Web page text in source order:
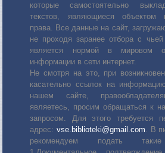
которые самостоятельно
текстов, являющиеся объектом
права. Все данные на сайт,
не проходя заранее отбора с
является нормой в мировом
информации в сети интернет.
Не смотря на это, при
касательно ссылок на
нашем сайте,
являетесь, просим обращаться к
запросом. Для этого требуется
адрес: vse.biblioteki@gmail.com. В
рекомендуем подать